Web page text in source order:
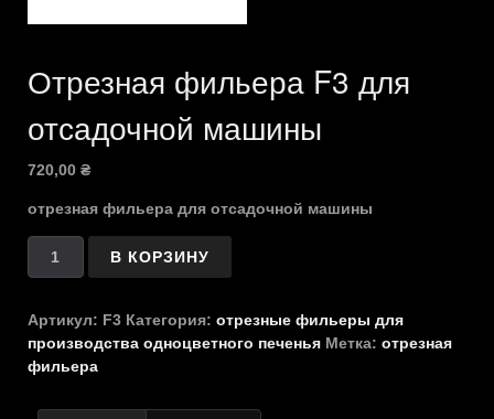
Отрезная фильера F3 для
отсадочной машины
720,00 ₴
отрезная фильера для отсадочной машины
фильера
F3
для
машины
В КОРЗИНУ
Артикул: F3 Категория: отрезные фильеры для
производства одноцветного печенья Метка: отрезная
фильера